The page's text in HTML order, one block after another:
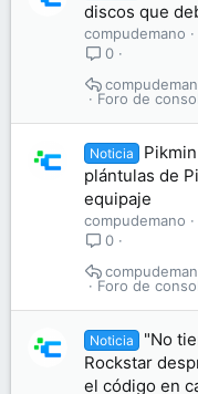
discos que
compudemano
0
Foro de
Noticia
plántulas de
equipaje
compudemano
0
Foro de
Noticia
"No
Rockstar
el código en